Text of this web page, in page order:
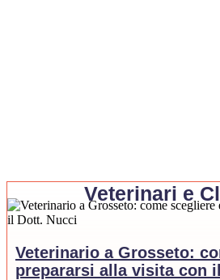
Veterinari e
Veterinario a Grosseto:
prepararsi alla visita con